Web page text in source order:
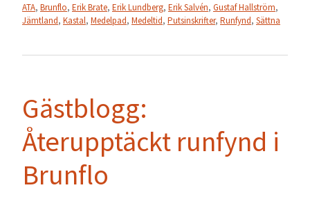
ATA, Brunflo, Erik Brate, Erik Lundberg, Erik Salvén, Gustaf Hallström,
Jämtland, Kastal, Medelpad, Medeltid, Putsinskrifter, Runfynd, Sättna
Gästblogg:
Återupptäckt runfynd i
Brunflo